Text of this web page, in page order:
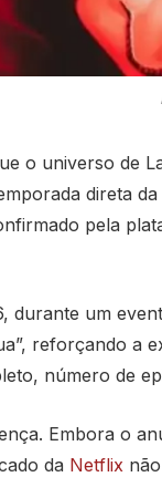
o universo de
direta
pela
durante um
reforçando a
número de
Embora o
da Netflix